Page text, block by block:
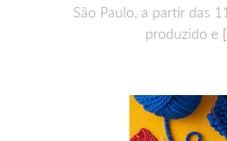
São Paulo, a partir das
produzido e